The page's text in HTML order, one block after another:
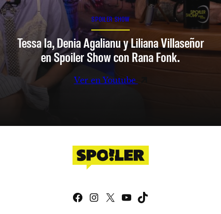
SPOILER SHOW
Tessa Ia, Denia Agalianu y Liliana Villaseñor
en Spoiler Show con Rana Fonk.
Ver en Youtube
Facebook
Instagram
X YouTube